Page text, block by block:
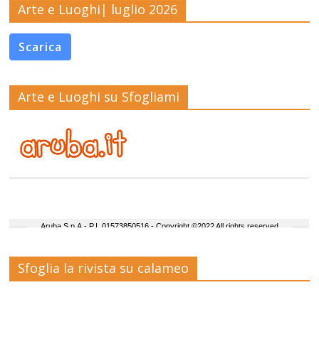
Arte e Luoghi| luglio 2026
Scarica
Arte e Luoghi su Sfogliami
Sfoglia la rivista su calameo